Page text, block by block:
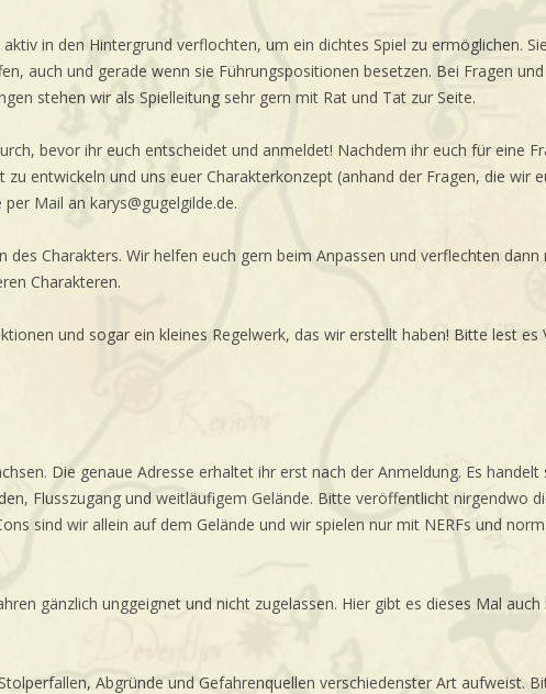
in den Hintergrund verflochten, um ein dichtes Spiel zu ermöglichen.
auch und gerade wenn sie Führungspositionen besetzen. Bei Fragen und
stehen wir als Spielleitung sehr gern mit Rat und Tat zur Seite.
bevor ihr euch entscheidet und anmeldet! Nachdem ihr euch für eine
entwickeln und uns euer Charakterkonzept (anhand der Fragen, die wir
Mail an karys@gugelgilde.de.
Charakters. Wir helfen euch gern beim Anpassen und verflechten dann
Charakteren.
und sogar ein kleines Regelwerk, das wir erstellt haben! Bitte lest es
Die genaue Adresse erhaltet ihr erst nach der Anmeldung. Es handelt
Flusszugang und weitläufigem Gelände. Bitte veröffentlicht nirgendwo
sind wir allein auf dem Gelände und wir spielen nur mit NERFs und
gänzlich unggeignet und nicht zugelassen. Hier gibt es dieses Mal auch
Abgründe und Gefahrenquellen verschiedenster Art aufweist.